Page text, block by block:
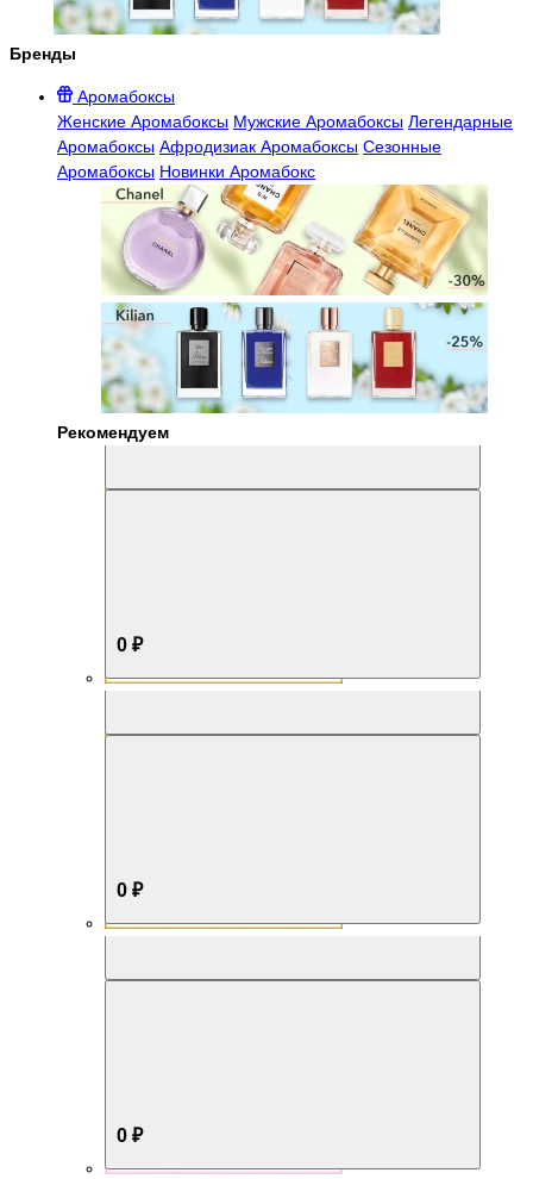
Бренды
Аромабоксы
Женские Аромабоксы Мужские Аромабоксы Легендарные
Аромабоксы Афродизиак Аромабоксы Сезонные
Аромабоксы Новинки Аромабокс
Рекомендуем
0 ₽
0 ₽
0 ₽